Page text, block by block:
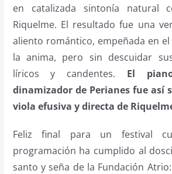
en catalizada sintonía natural
Riquelme. El resultado fue una
aliento romántico, empeñada en
la anima, pero sin descuidar
líricos y candentes. El
dinamizador de Perianes fue así
viola efusiva y directa de
Feliz final para un festival
programación ha cumplido al
santo y seña de la Fundación